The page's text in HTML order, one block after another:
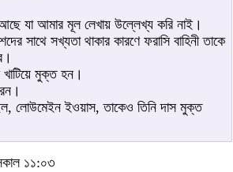
যা আমার মূল লেখায় উল্লেখ্য করি নাই।
সাথে সখ্যতা থাকার কারণে ফরাসি বাহিনী তাকে
মুক্ত হন।
লোউমেইন ইওয়াস, তাকেও তিনি দাস মুক্ত
১১:০৩